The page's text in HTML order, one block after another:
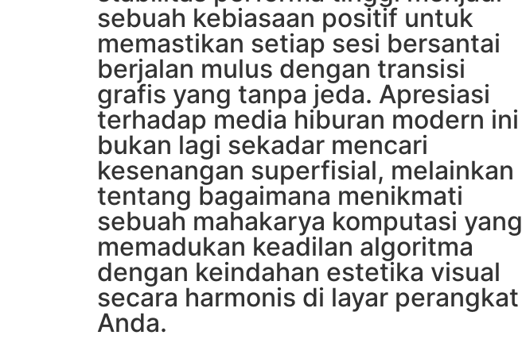
sebuah kebiasaan positif untuk
memastikan setiap sesi bersantai
berjalan mulus dengan transisi
grafis yang tanpa jeda. Apresiasi
terhadap media hiburan modern ini
bukan lagi sekadar mencari
kesenangan superfisial, melainkan
tentang bagaimana menikmati
sebuah mahakarya komputasi yang
memadukan keadilan algoritma
dengan keindahan estetika visual
secara harmonis di layar perangkat
Anda.